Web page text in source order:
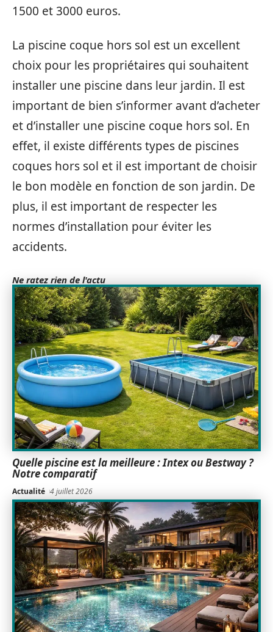
1500 et 3000 euros.
La piscine coque hors sol est un excellent
choix pour les propriétaires qui souhaitent
installer une piscine dans leur jardin. Il est
important de bien s’informer avant d’acheter
et d’installer une piscine coque hors sol. En
effet, il existe différents types de piscines
coques hors sol et il est important de choisir
le bon modèle en fonction de son jardin. De
plus, il est important de respecter les
normes d’installation pour éviter les
accidents.
Ne ratez rien de l'actu
Quelle piscine est la meilleure : Intex ou Bestway ?
Notre comparatif
Actualité 4 juillet 2026